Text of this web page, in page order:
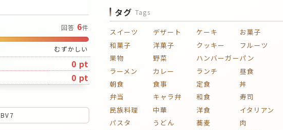
回答 6件
むずかしい
0 pt
0 pt
タグ Tags
スイーツ デザート ケーキ
お菓子
和菓子
洋菓子 クッキー
フルーツ
果物
野菜 ハンバーガーパン
ラーメン
カレー ランチ
昼食
朝食
食事 定食
丼
弁当
キャラ弁 和食
寿司
民族料理
中華 洋食
イタリアン
パスタ
うどん 蕎麦
肉